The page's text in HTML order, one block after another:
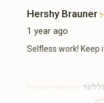
Hershy Brauner
1 year ago
Selfless work! Keep
יואל משה שטוהל